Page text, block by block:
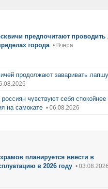
предпочитают проводить
города • Вчера
продолжают заваривать
чувствуют себя спокойнее
на самокате • 06.08.2026
планируется ввести в
в 2026 году • 03.08.2026